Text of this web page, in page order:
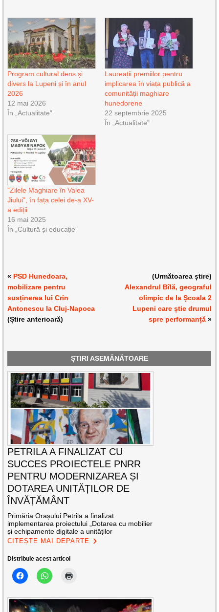
Program cultural dens și
divers la Lupeni și în anul
2026
12 mai 2026
În „Actualitate”
Laureații premiilor pentru
implicarea în viața publică a
comunității maghiare
hunedorene
22 septembrie 2025
În „Actualitate”
”Zilele Maghiare în Valea
Jiului”, în fața celei de-a XV-
a ediții
16 mai 2025
În „Cultură și educație”
« PSD Hunedoara,
mobilizare pentru
susținerea lui Crin
Antonescu la Cluj-Napoca
(Știre anterioară)
(Următoarea știre)
Alexandrul Bîlă, geograful
olimpic de la Școala 2
Lupeni care știe drumul
spre performanță»
ȘTIRI ASEMĂNĂTOARE
PETRILA A FINALIZAT CU
SUCCES PROIECTELE PNRR
PENTRU MODERNIZAREA ȘI
DOTAREA UNITĂȚILOR DE
ÎNVĂȚĂMÂNT
Primăria Orașului Petrila a finalizat
implementarea proiectului „Dotarea cu mobilier
și echipamente digitale a unităților
CITEȘTE MAI DEPARTE
Distribuie acest articol